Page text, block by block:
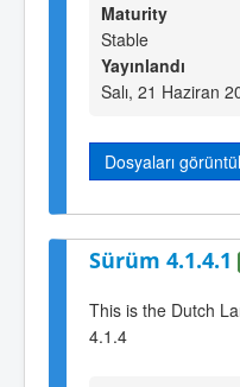
Maturity
Stable
Yayınlandı
Salı, 21 Haziran
Dosyaları
Sürüm 4.1.4.1
This is the Dutch
4.1.4